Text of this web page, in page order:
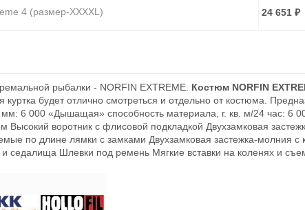
4 (размер-XXXXL) 24 651 ₽
рыбалки - NORFIN EXTREME. Костюм NORFIN
будет отлично смотреться и отдельно от костюма.
6 000 «Дышащая» способность материала, г. кв. м/24 час: 6
воротник с флисовой подкладкой Двухзамковая
по длине лямки с замками Двухзамковая застежка-молния с
седалища Шлевки под ремень Мягкие вставки на коленях и